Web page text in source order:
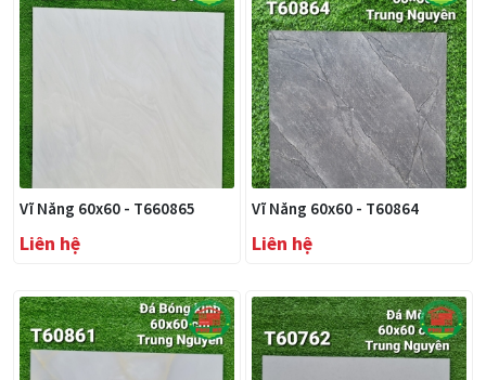
Vĩ Năng 60x60 - T660865
Liên hệ
Vĩ Năng 60x60 - T60864
Liên hệ